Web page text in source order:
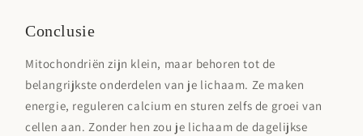
Conclusie
Mitochondriën zijn klein, maar behoren tot de
belangrijkste onderdelen van je lichaam. Ze maken
energie, reguleren calcium en sturen zelfs de groei van
cellen aan. Zonder hen zou je lichaam de dagelijkse